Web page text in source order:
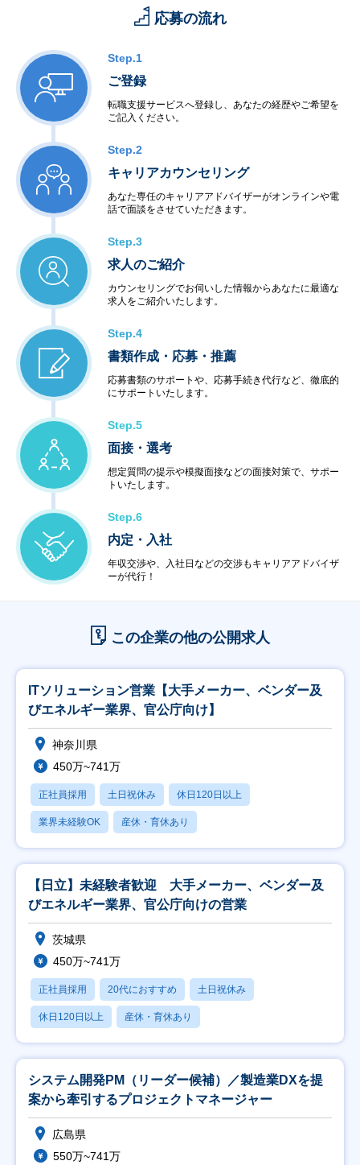
・衛星・航空制御
・交通機関・車輌制御
・ビル・店舗設備制御
・電力・エネルギー制御
・通信インフラ制御
・LSI・FPGA設計
・電子回路設計・生産
◆アウトソーシングサービス
＜システム運用保守サービス＞
・業務運用
・オペレーション
・ネットワーク管理
・ファシリティ管理
・ヘルプデスク
・データセンター
・ハウジング・ホスティング
・セキュリティ
＜教育サービス＞
・システム運用サービス
＜コンビニエンスサービス＞
・ハードウェア販売
・ソフトウェア販売
応募の流れ
Step.1
ご登録
転職支援サービスへ登録し、あなたの経歴やご希望を
ご記入ください。
Step.2
キャリアカウンセリング
あなた専任のキャリアアドバイザーがオンラインや電
話で面談をさせていただきます。
Step.3
求人のご紹介
カウンセリングでお伺いした情報からあなたに最適な
求人をご紹介いたします。
Step.4
書類作成・応募・推薦
応募書類のサポートや、応募手続き代行など、徹底的
にサポートいたします。
Step.5
面接・選考
想定質問の提示や模擬面接などの面接対策で、サポー
トいたします。
Step.6
内定・入社
年収交渉や、入社日などの交渉もキャリアアドバイザ
ーが代行！
この企業の他の公開求人
ITソリューション営業【大手メーカー、ベンダー及
びエネルギー業界、官公庁向け】
神奈川県
450万~741万
正社員採用 土日祝休み 休日120日以上
業界未経験OK 産休・育休あり
【日立】未経験者歓迎 大手メーカー、ベンダー及
びエネルギー業界、官公庁向けの営業
茨城県
450万~741万
正社員採用 20代におすすめ 土日祝休み
休日120日以上 産休・育休あり
システム開発PM（リーダー候補）／製造業DXを提
案から牽引するプロジェクトマネージャー
広島県
550万~741万